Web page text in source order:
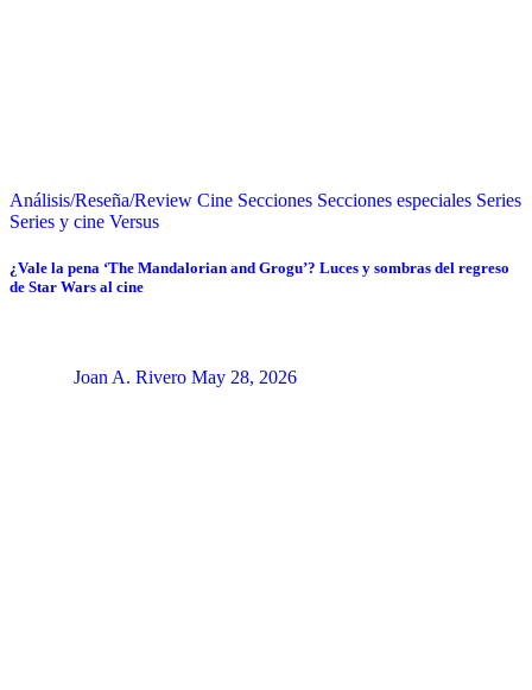
Análisis/Reseña/Review Cine Secciones Secciones especiales Series
Series y cine Versus
¿Vale la pena ‘The Mandalorian and Grogu’? Luces y sombras del regreso
de Star Wars al cine
Joan A. Rivero May 28, 2026